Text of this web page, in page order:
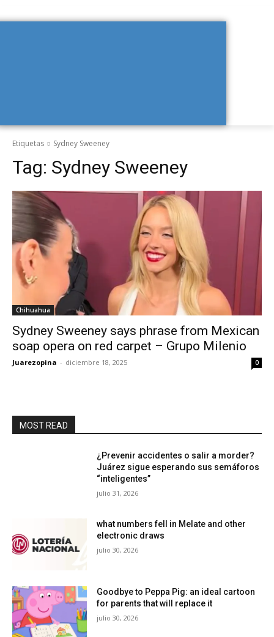
Etiquetas Sydney Sweeney
Tag: Sydney Sweeney
Chihuahua
Sydney Sweeney says phrase from Mexican
soap opera on red carpet – Grupo Milenio
Juarezopina - diciembre 18, 2025 0
MOST READ
¿Prevenir accidentes o salir a morder?
Juárez sigue esperando sus semáforos
“inteligentes”
julio 31, 2026
what numbers fell in Melate and other
electronic draws
julio 30, 2026
Goodbye to Peppa Pig: an ideal cartoon
for parents that will replace it
julio 30, 2026